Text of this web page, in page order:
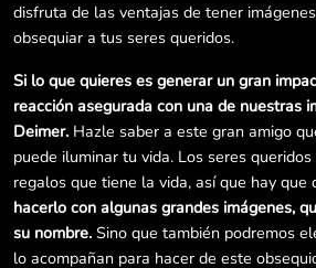
disfruta de las ventajas de tener
obsequiar a tus seres queridos.
Si lo que quieres es generar un gran
reacción asegurada con una de nuestras
Deimer. Hazle saber a este gran amigo
puede iluminar tu vida. Los seres
regalos que tiene la vida, así que hay que
hacerlo con algunas grandes imágenes,
su nombre. Sino que también podremos
lo acompañan para hacer de este